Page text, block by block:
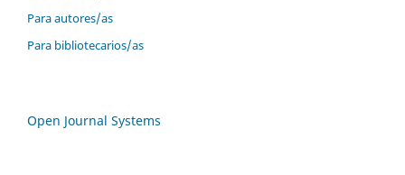
Para autores/as
Para bibliotecarios/as
Open Journal Systems